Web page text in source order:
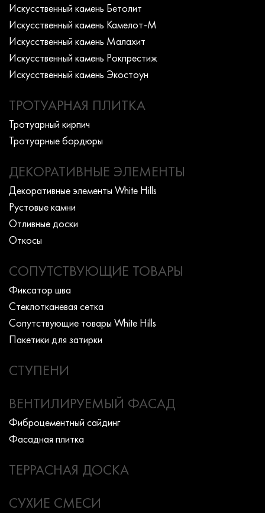
Искусcтвенный камень Бетолит
Искусcтвенный камень Камелот-М
Искусcтвенный камень Малахит
Искусcтвенный камень Рокпрестиж
Искусcтвенный камень Экостоун
ТРОТУАРНАЯ ПЛИТКА
Тротуарный кирпич
Тротуарные бордюры
ДЕКОРАТИВНЫЕ ЭЛЕМЕНТЫ
Декоративные элементы White Hills
Рустовые камни
Отливные доски
Откосы
СОПУТСТВУЮЩИЕ ТОВАРЫ
Фиксатор шва
Стеклотканевая сетка
Сопутствующие товары White Hills
Пакетики для затирки
СТУПЕНИ
ВЕНТИЛИРУЕМЫЙ ФАСАД
Фиброцементный сайдинг
Фасадная плитка
ТЕРРАСНАЯ ДОСКА
СУХИЕ СМЕСИ